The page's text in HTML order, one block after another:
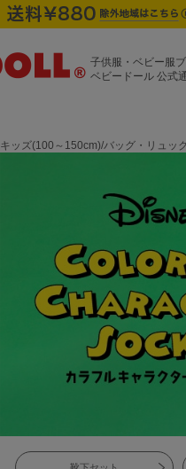
子供服・ベビー服
ベビードール 公式
キッズ(100～150cm)/バッグ・リュッ